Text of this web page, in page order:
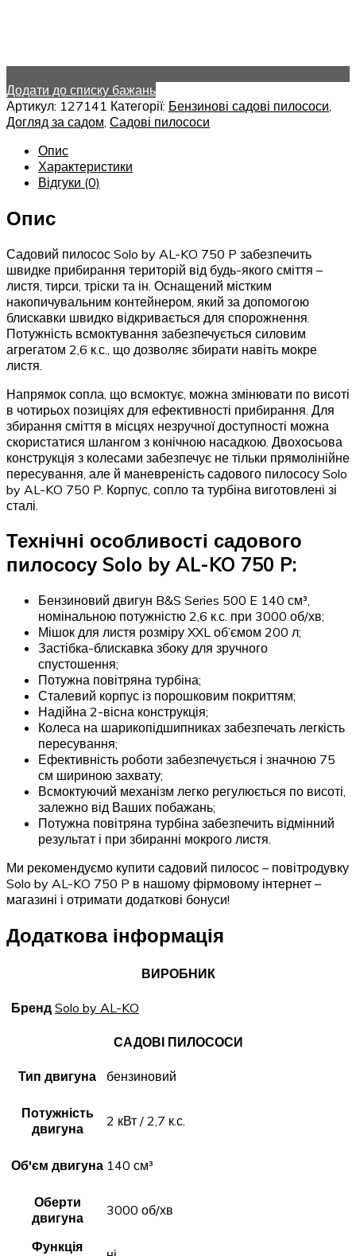
Додати до списку бажань
Артикул: 127141 Категорії: Бензинові садові пилососи
Догляд за садом Садові пилососи
Опис
Характеристики
Відгуки (0)
Опис
Садовий пилосос Solo by AL-KO 750 P забезпечить
швидке прибирання територій від будь-якого сміття –
листя, тирси, тріски та ін. Оснащений містким
накопичувальним контейнером, який за допомогою
блискавки швидко відкривається для спорожнення.
Потужність всмоктування забезпечується силовим
агрегатом 2,6 к.с., що дозволяє збирати навіть мокре
листя.
Напрямок сопла, що всмоктує, можна змінювати по висоті
в чотирьох позиціях для ефективності прибирання. Для
збирання сміття в місцях незручної доступності можна
скористатися шлангом з конічною насадкою. Двохосьова
конструкція з колесами забезпечує не тільки прямолінійне
пересування, але й маневреність садового пилососу Solo
by AL-KO 750 P. Корпус, сопло та турбіна виготовлені зі
сталі.
Технічні особливості садового
пилососу Solo by AL-KO 750 P:
Бензиновий двигун B&S Series 500 E 140 см³,
номінальною потужністю 2,6 к.с. при 3000 об/хв;
Мішок для листя розміру XXL об’ємом 200 л;
Застібка-блискавка збоку для зручного
спустошення;
Потужна повітряна турбіна;
Сталевий корпус із порошковим покриттям;
Надійна 2-вісна конструкція;
Колеса на шарикопідшипниках забезпечать легкість
пересування;
Ефективність роботи забезпечується і значною 75
см шириною захвату;
Всмоктуючий механізм легко регулюється по висоті,
залежно від Ваших побажань;
Потужна повітряна турбіна забезпечить відмінний
результат і при збиранні мокрого листя.
Ми рекомендуємо купити садовий пилосос – повітродувку
Solo by AL-KO 750 P в нашому фірмовому інтернет –
магазині і отримати додаткові бонуси!
Додаткова інформація
ВИРОБНИК
Бренд Solo by AL-KO
САДОВІ ПИЛОСОСИ
Тип двигуна бензиновий
Потужність
двигуна
2 кВт / 2,7 к.с.
Об'єм двигуна 140 см³
Оберти
двигуна
3000 об/хв
Функція